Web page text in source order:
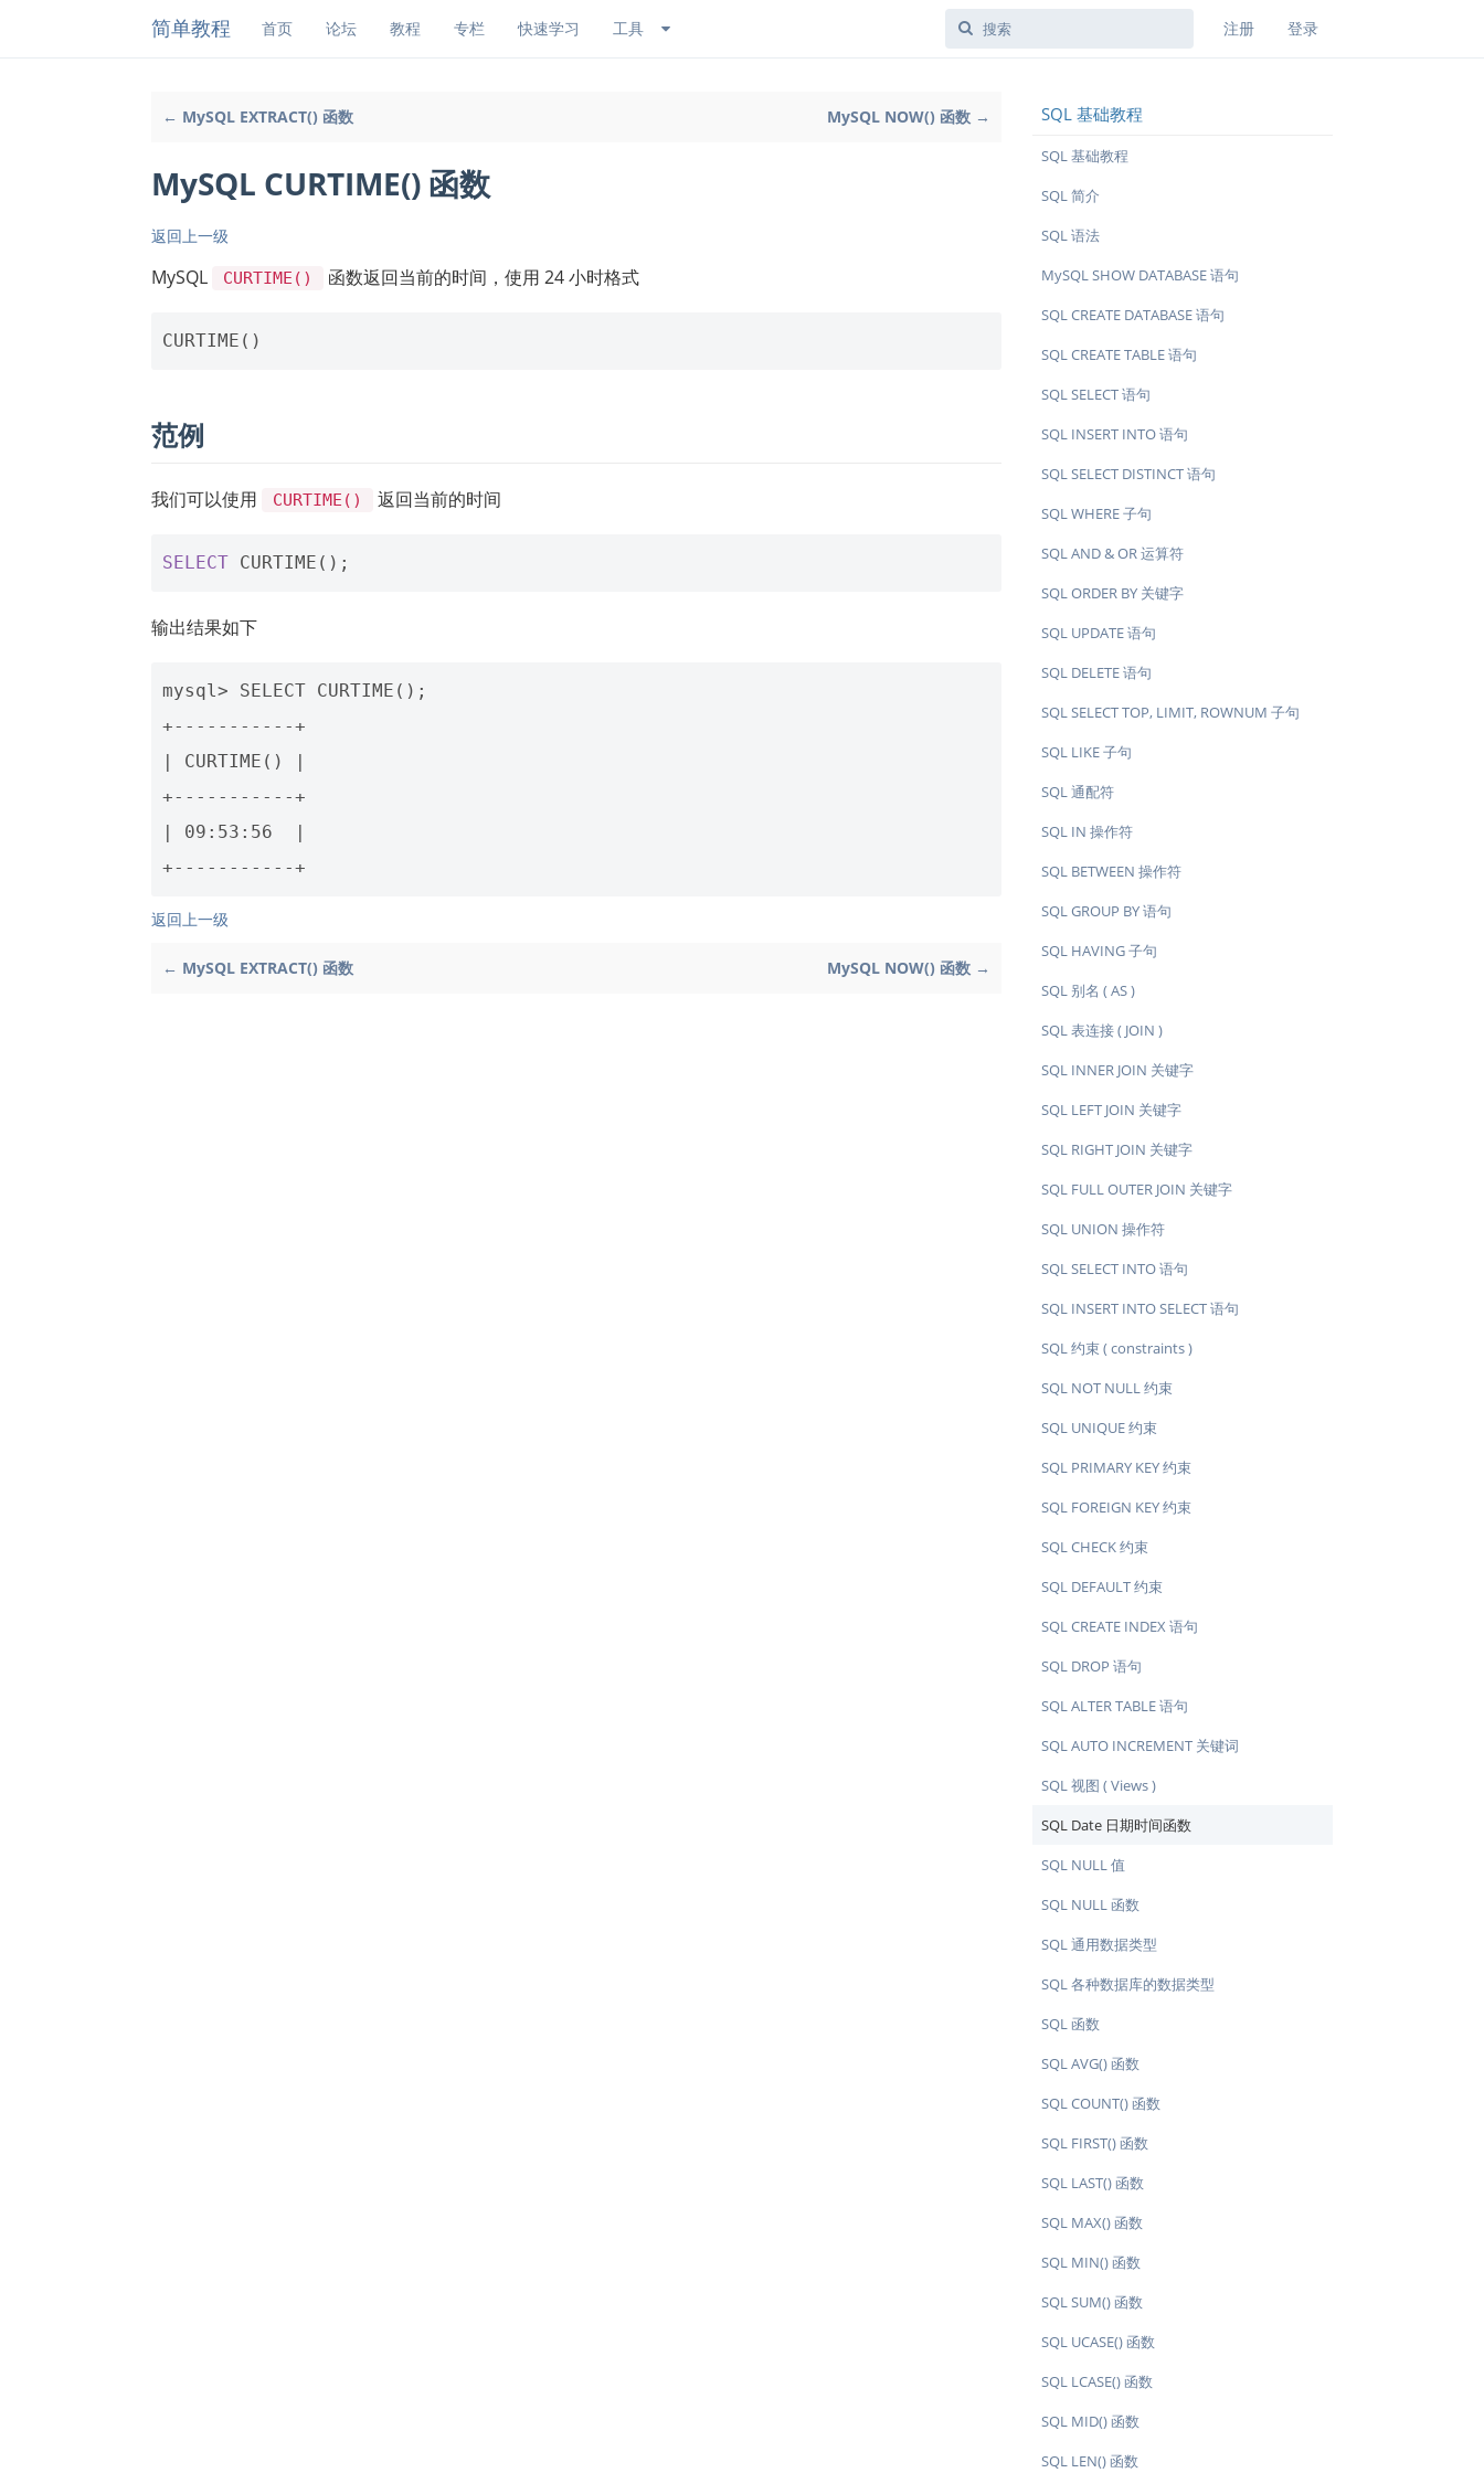
简单教程 首页 论坛 教程 专栏 快速学习 工具 注册 登录
← MySQL EXTRACT() 函数 MySQL NOW() 函数 →
MySQL CURTIME() 函数
返回上一级
MySQL CURTIME() 函数返回当前的时间，使用 24 小时格式
范例
我们可以使用 CURTIME() 返回当前的时间
SELECT CURTIME ();
输出结果如下
mysql> SELECT CURTIME();
+-----------+
| CURTIME() |
+-----------+
| 09:53:56  |
返回上一级
← MySQL EXTRACT() 函数 MySQL NOW() 函数 →
SQL 基础教程
SQL 基础教程
SQL 简介
SQL 语法
MySQL SHOW DATABASE 语句
SQL CREATE DATABASE 语句
SQL CREATE TABLE 语句
SQL SELECT 语句
SQL INSERT INTO 语句
SQL SELECT DISTINCT 语句
SQL WHERE 子句
SQL AND & OR 运算符
SQL ORDER BY 关键字
SQL UPDATE 语句
SQL DELETE 语句
SQL SELECT TOP, LIMIT, ROWNUM 子句
SQL LIKE 子句
SQL 通配符
SQL IN 操作符
SQL BETWEEN 操作符
SQL GROUP BY 语句
SQL HAVING 子句
SQL 别名 ( AS )
SQL 表连接 ( JOIN )
SQL INNER JOIN 关键字
SQL LEFT JOIN 关键字
SQL RIGHT JOIN 关键字
SQL FULL OUTER JOIN 关键字
SQL UNION 操作符
SQL SELECT INTO 语句
SQL INSERT INTO SELECT 语句
SQL 约束 ( constraints )
SQL NOT NULL 约束
SQL UNIQUE 约束
SQL PRIMARY KEY 约束
SQL FOREIGN KEY 约束
SQL CHECK 约束
SQL DEFAULT 约束
SQL CREATE INDEX 语句
SQL DROP 语句
SQL ALTER TABLE 语句
SQL AUTO INCREMENT 关键词
SQL 视图 ( Views )
SQL Date 日期时间函数
SQL NULL 值
SQL NULL 函数
SQL 通用数据类型
SQL 各种数据库的数据类型
SQL 函数
SQL AVG() 函数
SQL COUNT() 函数
SQL FIRST() 函数
SQL LAST() 函数
SQL MAX() 函数
SQL MIN() 函数
SQL SUM() 函数
SQL UCASE() 函数
SQL LCASE() 函数
SQL MID() 函数
SQL LEN() 函数